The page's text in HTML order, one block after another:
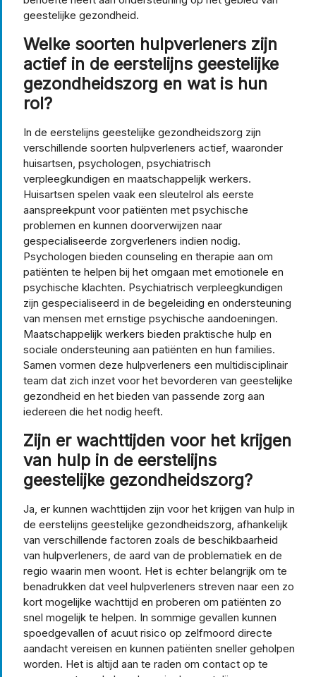
geestelijke gezondheid.
Welke soorten hulpverleners zijn
actief in de eerstelijns geestelijke
gezondheidszorg en wat is hun
rol?
In de eerstelijns geestelijke gezondheidszorg zijn
verschillende soorten hulpverleners actief, waaronder
huisartsen, psychologen, psychiatrisch
verpleegkundigen en maatschappelijk werkers.
Huisartsen spelen vaak een sleutelrol als eerste
aanspreekpunt voor patiënten met psychische
problemen en kunnen doorverwijzen naar
gespecialiseerde zorgverleners indien nodig.
Psychologen bieden counseling en therapie aan om
patiënten te helpen bij het omgaan met emotionele en
psychische klachten. Psychiatrisch verpleegkundigen
zijn gespecialiseerd in de begeleiding en ondersteuning
van mensen met ernstige psychische aandoeningen.
Maatschappelijk werkers bieden praktische hulp en
sociale ondersteuning aan patiënten en hun families.
Samen vormen deze hulpverleners een multidisciplinair
team dat zich inzet voor het bevorderen van geestelijke
gezondheid en het bieden van passende zorg aan
iedereen die het nodig heeft.
Zijn er wachttijden voor het krijgen
van hulp in de eerstelijns
geestelijke gezondheidszorg?
Ja, er kunnen wachttijden zijn voor het krijgen van hulp in
de eerstelijns geestelijke gezondheidszorg, afhankelijk
van verschillende factoren zoals de beschikbaarheid
van hulpverleners, de aard van de problematiek en de
regio waarin men woont. Het is echter belangrijk om te
benadrukken dat veel hulpverleners streven naar een zo
kort mogelijke wachttijd en proberen om patiënten zo
snel mogelijk te helpen. In sommige gevallen kunnen
spoedgevallen of acuut risico op zelfmoord directe
aandacht vereisen en kunnen patiënten sneller geholpen
worden. Het is altijd aan te raden om contact op te